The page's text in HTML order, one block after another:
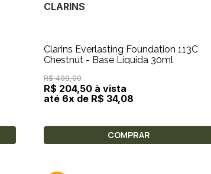
CLARINS
Clarins Everlasting Foundation 113C
Chestnut - Base Líquida 30ml
R$ 409,00
R$ 204,50 à vista
até 6x de R$ 34,08
COMPRAR